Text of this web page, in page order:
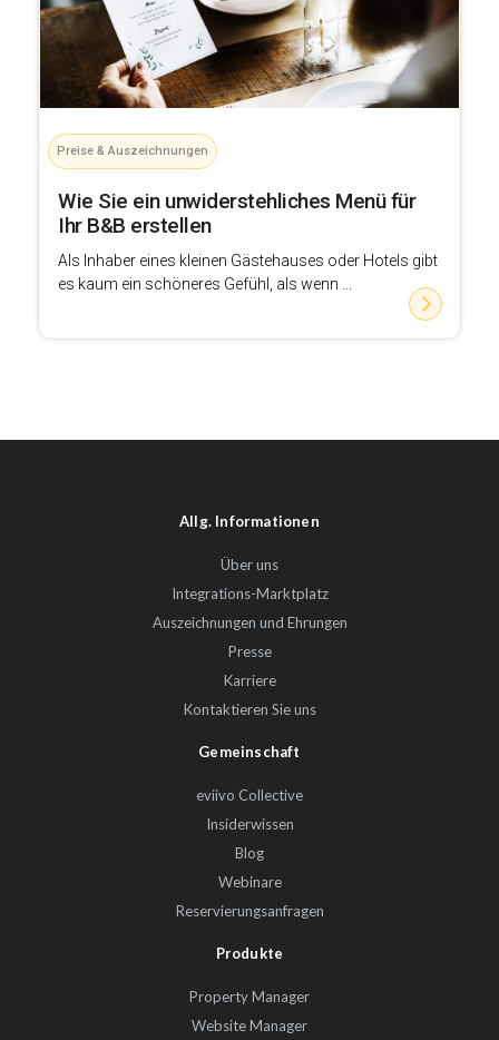
Preise & Auszeichnungen
Wie Sie ein unwiderstehliches Menü für
Ihr B&B erstellen
Als Inhaber eines kleinen Gästehauses oder Hotels gibt
es kaum ein schöneres Gefühl, als wenn ...
Allg. Informationen
Über uns
Integrations-Marktplatz
Auszeichnungen und Ehrungen
Presse
Karriere
Kontaktieren Sie uns
Gemeinschaft
eviivo Collective
Insiderwissen
Blog
Webinare
Reservierungsanfragen
Produkte
Property Manager
Website Manager